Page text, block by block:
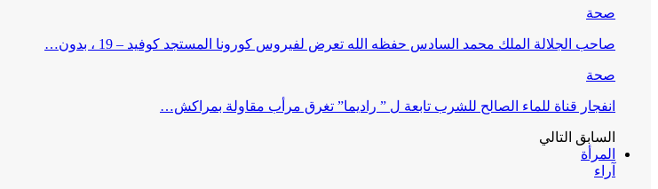
صحة
صاحب الجلالة الملك محمد السادس حفظه الله تعرض لفيروس كورونا المستجد كوفيد – 19 ، بدون…
صحة
انفجار قناة للماء الصالح للشرب تابعة ل ” راديما” تغرق مرأب مقاولة بمراكش…
السابق التالي
المرأة
آراء